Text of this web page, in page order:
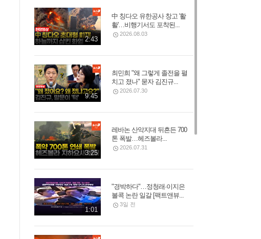
2:43
中 칭다오 유한공사 창고 '활
활'…비행기서도 포착된...
2026.08.03
9:45
최민희 "왜 그렇게 졸전을 펼
치고 졌나" 묻자 김진규...
2026.07.30
3:25
레바논 산악지대 뒤흔든 700
톤 폭발…헤즈볼라...
2026.07.31
1:01
"경박하다"…정청래·이지은
볼콕 논란 일갈 [팩트앤뷰...
3일 전